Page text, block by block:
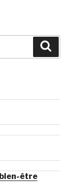
être